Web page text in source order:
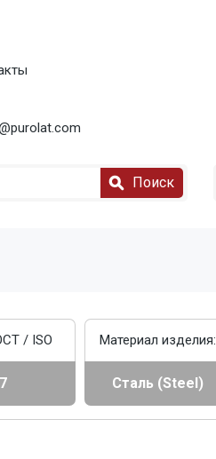
Поиск
/ ISO
7
Материал изделия:
Сталь (Steel)